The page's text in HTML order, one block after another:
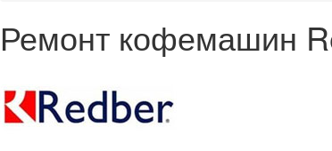
Ремонт кофемашин